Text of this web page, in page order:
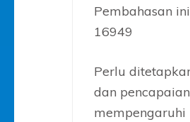
Pembahasan
16949
Perlu
dan
mempengaruhi